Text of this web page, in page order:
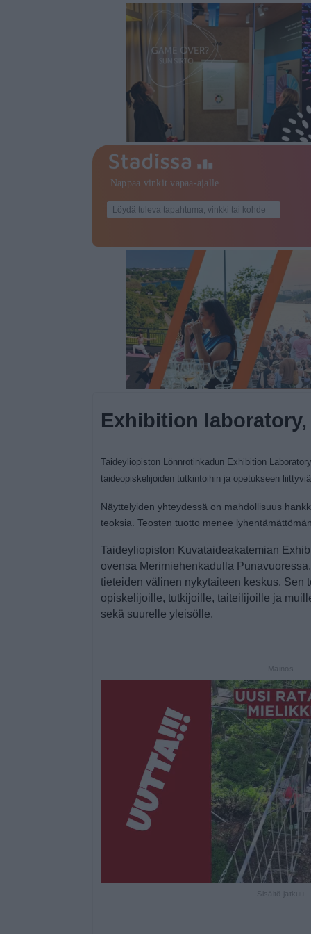
Exhibition
Taideyliopiston Lönnrotinkadun Exhibition
taideopiskelijoiden tutkintoihin ja opetukseen
Näyttelyiden yhteydessä on mahdollisuus
teoksia. Teosten tuotto menee
Taideyliopiston Kuvataideakatemian
ovensa Merimiehenkadulla
tieteiden välinen nykytaiteen keskus. Sen
opiskelijoille, tutkijoille, taiteilijoille ja
sekä suurelle yleisölle.
— Mainos —
— Sisältö jatkuu —